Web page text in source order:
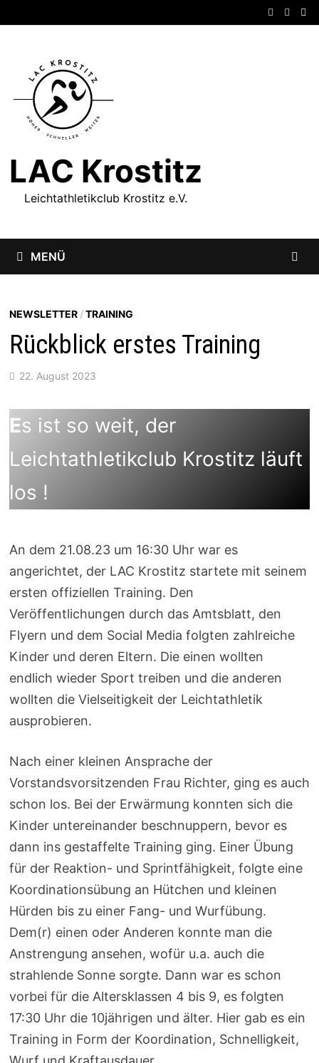
Inhalt
LAC Krostitz
Leichtathletikclub Krostitz e.V.
MENÜ
NEWSLETTER/TRAINING
Rückblick erstes Training
22. August 2023
Es ist so weit, der
Leichtathletikclub Krostitz läuft
los !
An dem 21.08.23 um 16:30 Uhr war es
angerichtet, der LAC Krostitz startete mit seinem
ersten offiziellen Training. Den
Veröffentlichungen durch das Amtsblatt, den
Flyern und dem Social Media folgten zahlreiche
Kinder und deren Eltern. Die einen wollten
endlich wieder Sport treiben und die anderen
wollten die Vielseitigkeit der Leichtathletik
ausprobieren.
Nach einer kleinen Ansprache der
Vorstandsvorsitzenden Frau Richter, ging es auch
schon los. Bei der Erwärmung konnten sich die
Kinder untereinander beschnuppern, bevor es
dann ins gestaffelte Training ging. Einer Übung
für der Reaktion- und Sprintfähigkeit, folgte eine
Koordinationsübung an Hütchen und kleinen
Hürden bis zu einer Fang- und Wurfübung.
Dem(r) einen oder Anderen konnte man die
Anstrengung ansehen, wofür u.a. auch die
strahlende Sonne sorgte. Dann war es schon
vorbei für die Altersklassen 4 bis 9, es folgten
17:30 Uhr die 10jährigen und älter. Hier gab es ein
Training in Form der Koordination, Schnelligkeit,